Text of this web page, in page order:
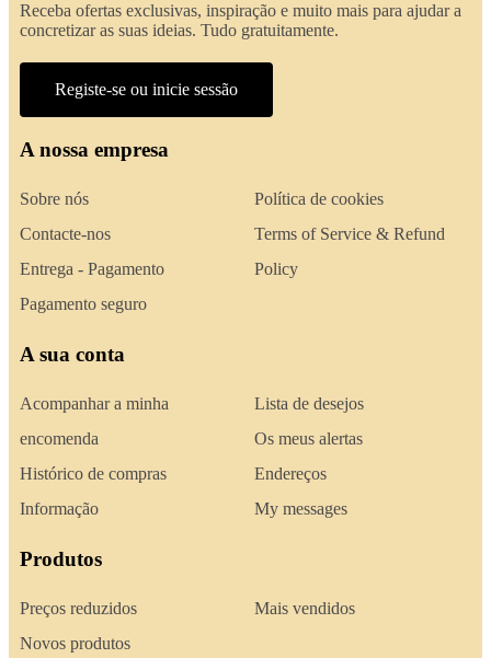
Receba ofertas exclusivas, inspiração e muito mais para ajudar a
concretizar as suas ideias. Tudo gratuitamente.
Registe-se ou inicie sessão
A nossa empresa
Sobre nós
Contacte-nos
Entrega - Pagamento
Pagamento seguro
Política de cookies
Terms of Service & Refund
Policy
A sua conta
Acompanhar a minha
encomenda
Histórico de compras
Informação
Lista de desejos
Os meus alertas
Endereços
My messages
Produtos
Preços reduzidos
Novos produtos
Mais vendidos